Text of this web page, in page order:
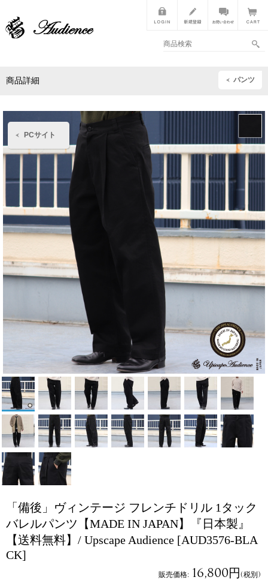
PCサイト
商品詳細 パンツ
「備後」ヴィンテージ フレンチドリル 1タック
バレルパンツ【MADE IN JAPAN】『日本製』
【送料無料】/ Upscape Audience [AUD3576-BLA
CK]
販売価格: 16,800円(税別)